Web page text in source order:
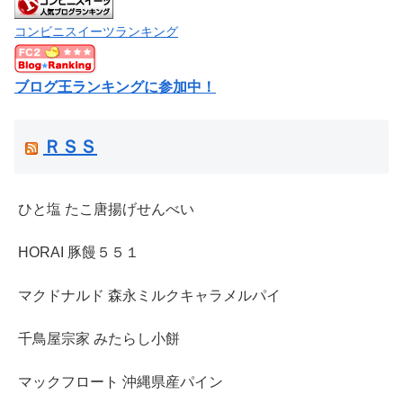
コンビニスイーツランキング
ブログ王ランキングに参加中！
ＲＳＳ
ひと塩 たこ唐揚げせんべい
HORAI 豚饅５５１
マクドナルド 森永ミルクキャラメルパイ
千鳥屋宗家 みたらし小餅
マックフロート 沖縄県産パイン